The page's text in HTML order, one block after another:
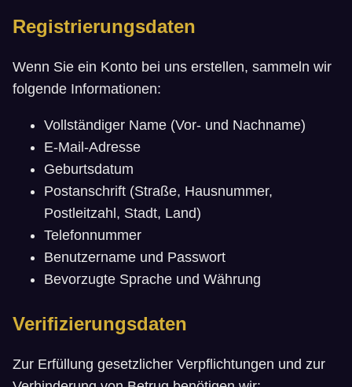
Registrierungsdaten
Wenn Sie ein Konto bei uns erstellen, sammeln wir
folgende Informationen:
Vollständiger Name (Vor- und Nachname)
E-Mail-Adresse
Geburtsdatum
Postanschrift (Straße, Hausnummer,
Postleitzahl, Stadt, Land)
Telefonnummer
Benutzername und Passwort
Bevorzugte Sprache und Währung
Verifizierungsdaten
Zur Erfüllung gesetzlicher Verpflichtungen und zur